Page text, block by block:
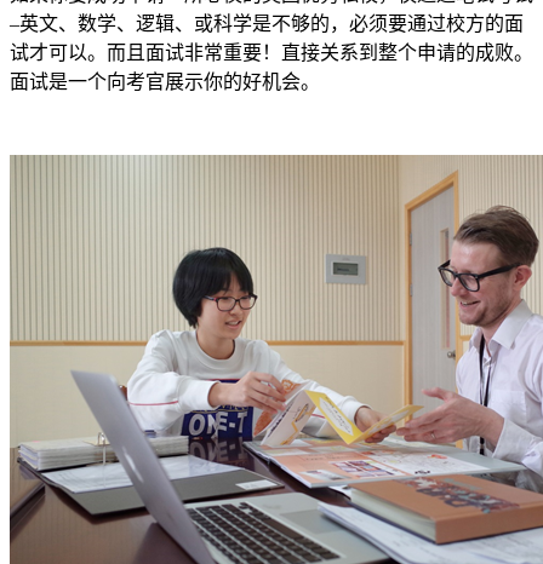
–英文、数学、逻辑、或科学是不够的，必须要通过校方的面
试才可以。而且面试非常重要！直接关系到整个申请的成败。
面试是一个向考官展示你的好机会。